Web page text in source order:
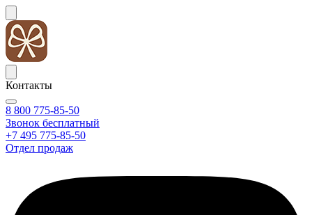
Контакты
8 800 775-85-50
Звонок бесплатный
+7 495 775-85-50
Отдел продаж